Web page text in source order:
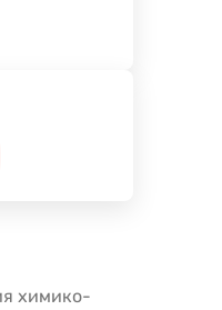
химико-